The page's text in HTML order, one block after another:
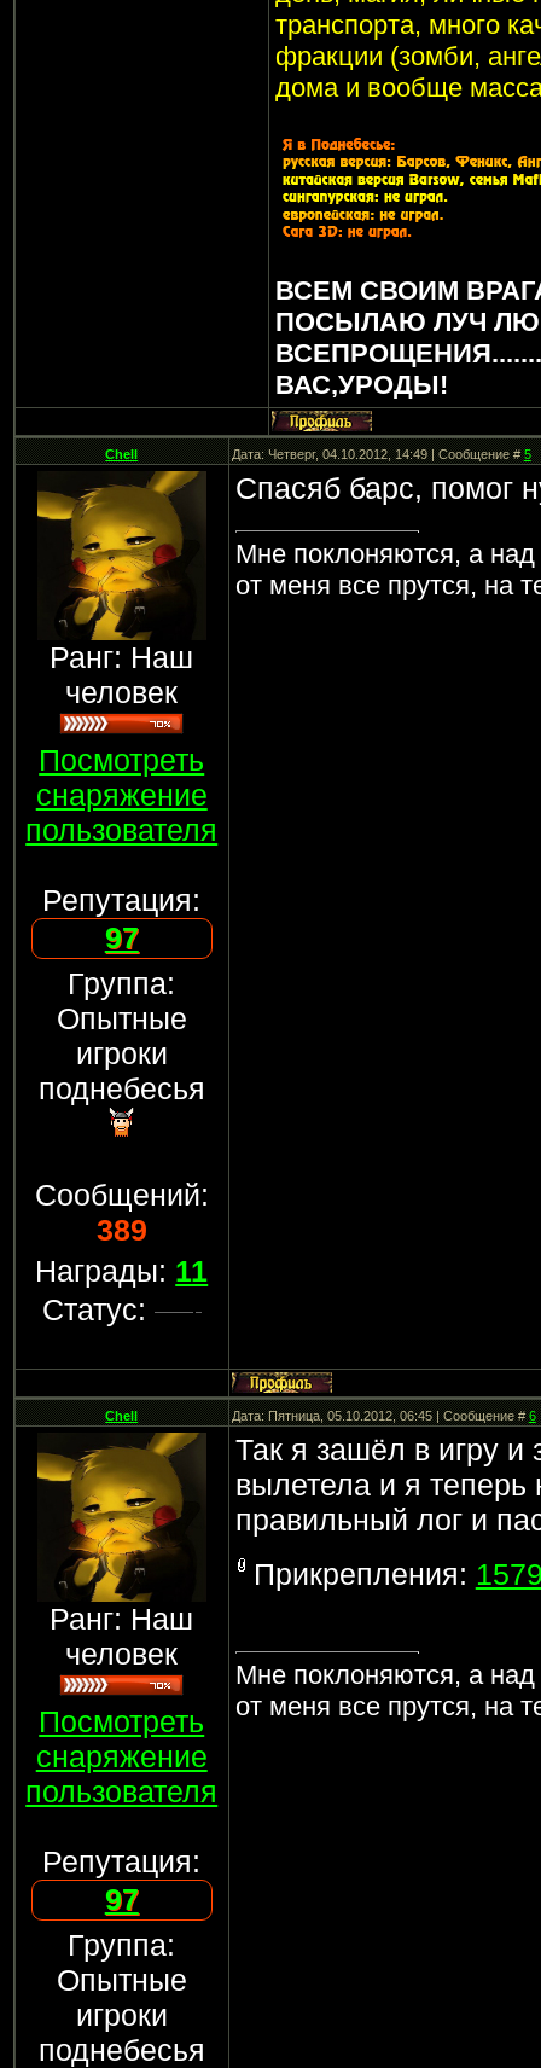
транспорта, много
фракции (зомби,
дома и вообще
ВСЕМ СВОИМ
ПОСЫЛАЮ ЛУЧ
ВАС,УРОДЫ!
Chell Дата: Четверг, 04.10.2012, 14:49 | Сообщение #5
Ранг: Наш
человек
Посмотреть
снаряжение
пользователя
Репутация:
97
Группа:
Опытные
игроки
поднебесья
Сообщений:
389
Награды: 11
Статус:
Спасяб барс, помог
Мне поклоняются, а
от меня все прутся, на
Chell Дата: Пятница, 05.10.2012, 06:45 | Сообщение #6
Ранг: Наш
человек
Посмотреть
снаряжение
пользователя
Репутация:
97
Группа:
Опытные
игроки
поднебесья
Так я зашёл в игру и
вылетела и я теперь
правильный лог и
Прикрепления:
Мне поклоняются, а
от меня все прутся, на